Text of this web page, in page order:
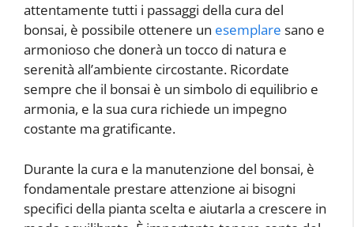
attentamente tutti i passaggi della cura del
bonsai, è possibile ottenere un esemplare sano e
armonioso che donerà un tocco di natura e
serenità all’ambiente circostante. Ricordate
sempre che il bonsai è un simbolo di equilibrio e
armonia, e la sua cura richiede un impegno
costante ma gratificante.
Durante la cura e la manutenzione del bonsai, è
fondamentale prestare attenzione ai bisogni
specifici della pianta scelta e aiutarla a crescere in